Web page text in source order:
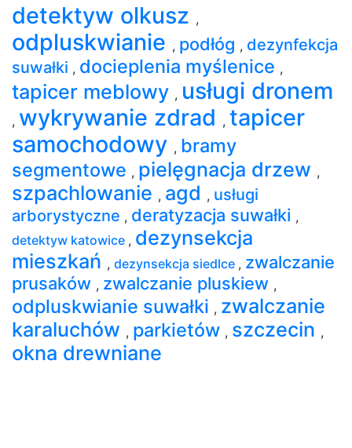
detektyw olkusz ,
odpluskwianie , podłóg , dezynfekcja
suwałki , docieplenia myślenice ,
tapicer meblowy , usługi dronem
, wykrywanie zdrad , tapicer
samochodowy , bramy
segmentowe , pielęgnacja drzew ,
szpachlowanie , agd , usługi
arborystyczne , deratyzacja suwałki ,
detektyw katowice , dezynsekcja
mieszkań , dezynsekcja siedlce , zwalczanie
prusaków , zwalczanie pluskiew ,
odpluskwianie suwałki , zwalczanie
karaluchów , parkietów , szczecin ,
okna drewniane